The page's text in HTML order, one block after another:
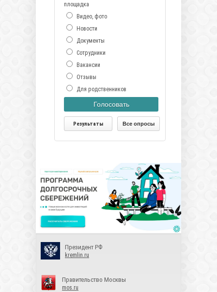
площадка
Видео, фото
Новости
Документы
Сотрудники
Вакансии
Отзывы
Для родственников
Голосовать
Результаты Все опросы
Президент РФ
kremlin.ru
Правительство Москвы
mos.ru